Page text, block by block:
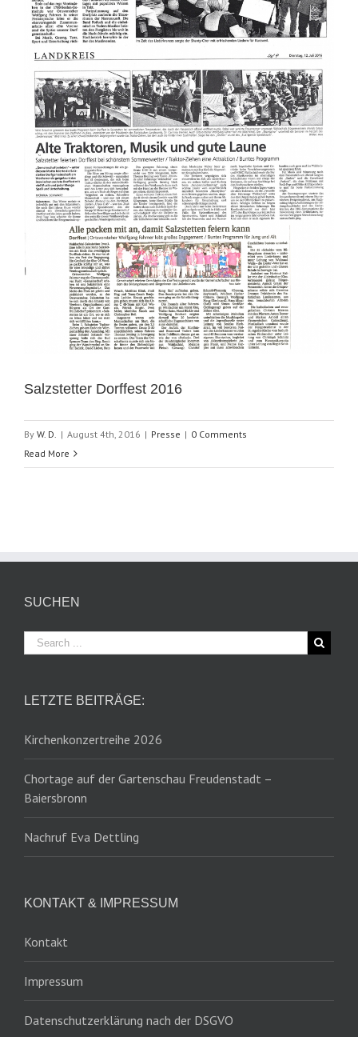
Salzstetter Dorffest 2016
By W. D. | August 4th, 2016 | Presse | 0 Comments
Read More
SUCHEN
LETZTE BEITRÄGE:
Kirchenkonzertreihe 2026
Chortage auf der Gartenschau Freudenstadt –
Baiersbronn
Nachruf Eva Dettling
KONTAKT & IMPRESSUM
Kontakt
Impressum
Datenschutzerklärung nach der DSGVO